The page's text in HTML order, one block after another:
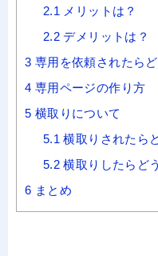
2.1 メリットは？
2.2 デメリットは？
3 専用を依頼されたら
4 専用ページの作り方
5 横取りについて
5.1 横取りされたら
5.2 横取りしたらど
6 まとめ